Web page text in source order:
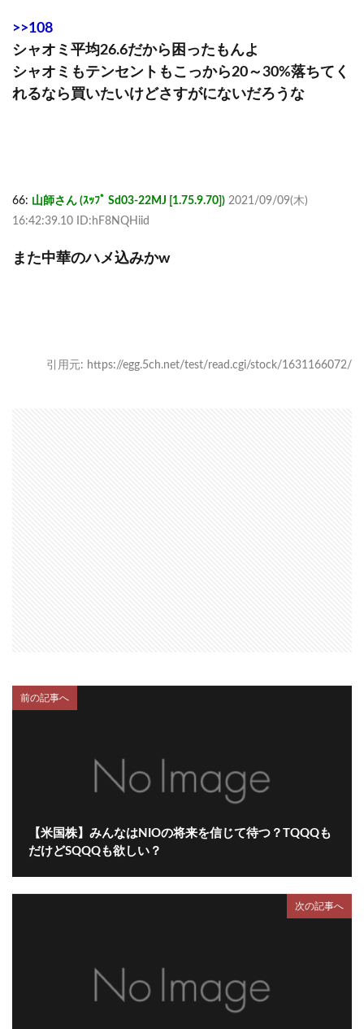
>>108
シャオミ平均26.6だから困ったもんよ
シャオミもテンセントもこっから20～30%落ちてく
れるなら買いたいけどさすがにないだろうな
66: 山師さん (ｽｯﾌﾟ Sd03-22MJ [1.75.9.70]) 2021/09/09(木)
16:42:39.10 ID:hF8NQHiid
また中華のハメ込みかw
引用元: https://egg.5ch.net/test/read.cgi/stock/1631166072/
前の記事へ
【米国株】みんなはNIOの将来を信じて待つ？TQQQも
だけどSQQQも欲しい？
次の記事へ